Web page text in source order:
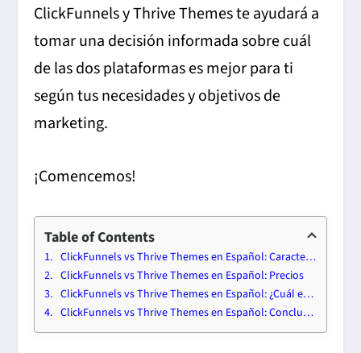
ClickFunnels y Thrive Themes te ayudará a
tomar una decisión informada sobre cuál
de las dos plataformas es mejor para ti
según tus necesidades y objetivos de
marketing.
¡Comencemos!
Table of Contents
ClickFunnels vs Thrive Themes en Español: Características
ClickFunnels vs Thrive Themes en Español: Precios
ClickFunnels vs Thrive Themes en Español: ¿Cuál es Mejor?
ClickFunnels vs Thrive Themes en Español: Conclusiones